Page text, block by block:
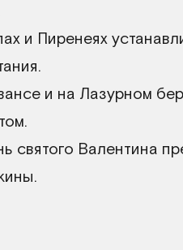
и Пиренеях
и на Лазурном
святого Валентина